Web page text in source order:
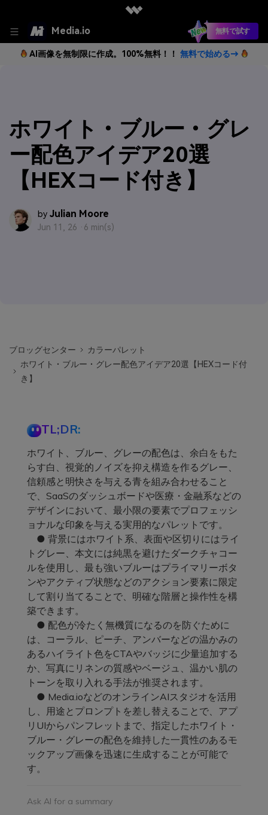
Media.io 無料で試す
AI画像を無制限に作成。100%無料！！ 無料で始める→
ホワイト・ブルー・グレ
ー配色アイデア20選
【HEXコード付き】
by Julian Moore
Jun 11, 26 · 6 min(s)
ブロッグセンター
カラーパレット
ホワイト・ブルー・グレー配色アイデア20選【HEXコード付
き】
TL;DR:
ホワイト、ブルー、グレーの配色は、余白をもた
らす白、視覚的ノイズを抑え構造を作るグレー、
信頼感と明快さを与える青を組み合わせること
で、SaaSのダッシュボードや医療・金融系などの
デザインにおいて、最小限の要素でプロフェッシ
ョナルな印象を与える実用的なパレットです。
● 背景にはホワイト系、表面や区切りにはライ
トグレー、本文には純黒を避けたダークチャコー
ルを使用し、最も強いブルーはプライマリーボタ
ンやアクティブ状態などのアクション要素に限定
して割り当てることで、明確な階層と操作性を構
築できます。
● 配色が冷たく無機質になるのを防ぐために
は、コーラル、ピーチ、アンバーなどの温かみの
あるハイライト色をCTAやバッジに少量追加する
か、写真にリネンの質感やベージュ、温かい肌の
トーンを取り入れる手法が推奨されます。
● Media.ioなどのオンラインAIスタジオを活用
し、用途とプロンプトを差し替えることで、アプ
リUIからパンフレットまで、指定したホワイト・
ブルー・グレーの配色を維持した一貫性のあるモ
ックアップ画像を迅速に生成することが可能で
す。
Ask AI for a summary